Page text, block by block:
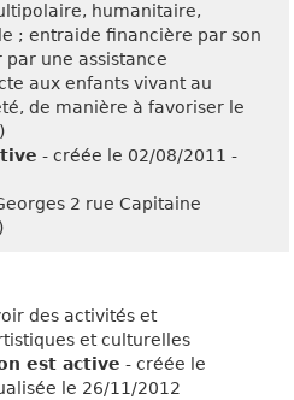
humanitaire,
; entraide financière par son
une assistance
aux enfants vivant au
de manière à favoriser le
- créée le 02/08/2011 -
2 rue Capitaine
des activités et
et culturelles
est active - créée le
le 26/11/2012